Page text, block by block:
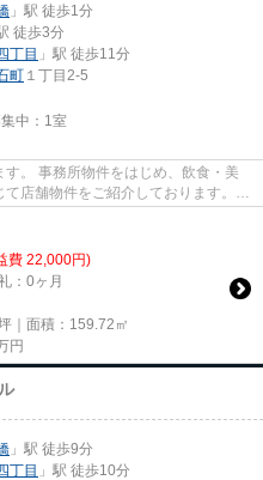
」駅 徒歩1分
徒歩3分
丁目 」駅 徒歩11分
町 １丁目2-5
中： 1室
。 事務所物件をはじめ、飲食・美
店舗物件をご紹介しております。
費 22,000円)
：0ヶ月
｜面積：159.72㎡
円
」駅 徒歩9分
丁目 」駅 徒歩10分